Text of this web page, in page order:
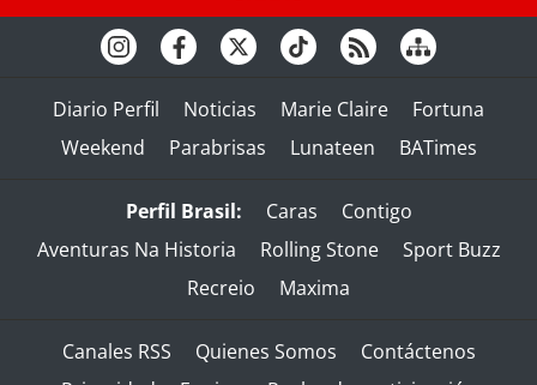
Diario Perfil Noticias Marie Claire
Fortuna
Weekend
Parabrisas Lunateen BATimes
Perfil Brasil: Caras
Contigo
Aventuras Na Historia
Rolling Stone
Sport Buzz
Recreio
Maxima
Canales RSS Quienes Somos
Contáctenos